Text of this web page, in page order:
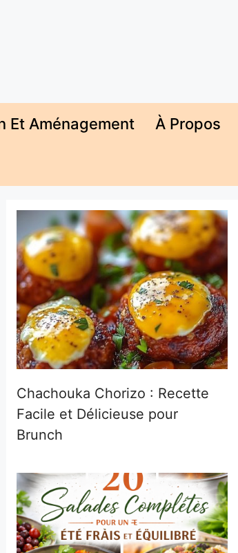
Et Aménagement À Propos
Chachouka Chorizo : Recette
Facile et Délicieuse pour
Brunch